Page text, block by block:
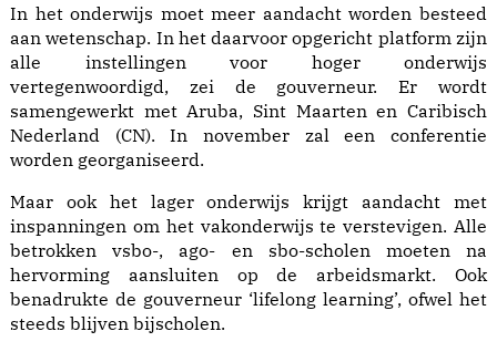
In het onderwijs moet meer aandacht worden besteed
aan wetenschap. In het daarvoor opgericht platform zijn
alle instellingen voor hoger onderwijs
vertegenwoordigd, zei de gouverneur. Er wordt
samengewerkt met Aruba, Sint Maarten en Caribisch
Nederland (CN). In november zal een conferentie
worden georganiseerd.
Maar ook het lager onderwijs krijgt aandacht met
inspanningen om het vakonderwijs te verstevigen. Alle
betrokken vsbo-, ago- en sbo-scholen moeten na
hervorming aansluiten op de arbeidsmarkt. Ook
benadrukte de gouverneur ‘lifelong learning’, ofwel het
steeds blijven bijscholen.